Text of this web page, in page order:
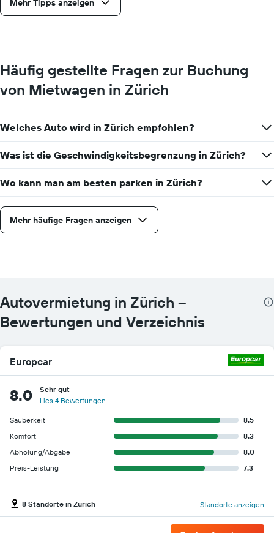
Mehr Tipps anzeigen
Häufig gestellte Fragen zur Buchung
von Mietwagen in Zürich
Welches Auto wird in Zürich empfohlen?
Was ist die Geschwindigkeitsbegrenzung in Zürich?
Wo kann man am besten parken in Zürich?
Mehr häufige Fragen anzeigen
Autovermietung in Zürich –
Bewertungen und Verzeichnis
Europcar
8.0
Sehr gut
Lies 4 Bewertungen
Sauberkeit
8.5
Komfort
8.3
Abholung/Abgabe
8.0
Preis-Leistung
7.3
8 Standorte in Zürich Standorte anzeigen